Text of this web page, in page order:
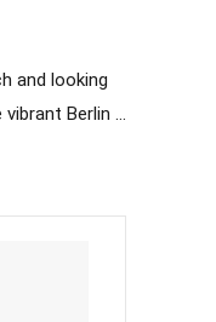
and looking
Berlin …